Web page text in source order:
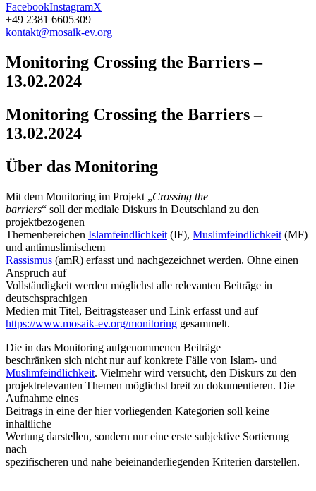
FacebookInstagramX
+49 2381 6605309
kontakt@mosaik-ev.org
Monitoring Crossing the Barriers –
13.02.2024
Monitoring Crossing the Barriers –
13.02.2024
Über das Monitoring
Mit dem Monitoring im Projekt „Crossing the
barriers“ soll der mediale Diskurs in Deutschland zu den
projektbezogenen
Themenbereichen Islamfeindlichkeit (IF), Muslimfeindlichkeit (MF)
und antimuslimischem
Rassismus (amR) erfasst und nachgezeichnet werden. Ohne einen
Anspruch auf
Vollständigkeit werden möglichst alle relevanten Beiträge in
deutschsprachigen
Medien mit Titel, Beitragsteaser und Link erfasst und auf
https://www.mosaik-ev.org/monitoring gesammelt.
Die in das Monitoring aufgenommenen Beiträge
beschränken sich nicht nur auf konkrete Fälle von Islam- und
Muslimfeindlichkeit. Vielmehr wird versucht, den Diskurs zu den
projektrelevanten Themen möglichst breit zu dokumentieren. Die
Aufnahme eines
Beitrags in eine der hier vorliegenden Kategorien soll keine
inhaltliche
Wertung darstellen, sondern nur eine erste subjektive Sortierung
nach
spezifischeren und nahe beieinanderliegenden Kriterien darstellen.